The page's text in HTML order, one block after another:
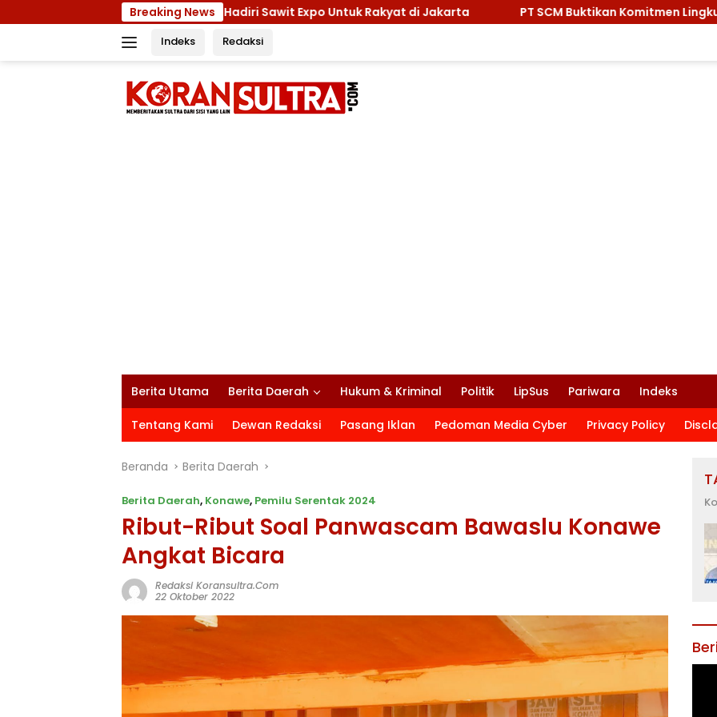
ke
Breaking News
Usai Hadiri Sawit Expo Untuk Rakyat di Jakarta PT SCM Buktikan Komitmen Lingkungan, Sabet
Indeks Redaksi
Berita Utama Berita Daerah Hukum & Kriminal Politik LipSus Pariwara Indeks
Tentang Kami Dewan Redaksi Pasang Iklan Pedoman Media Cyber Privacy Policy
Beranda Berita Daerah
Berita Daerah, Konawe, Pemilu Serentak 2024
Ribut-Ribut Soal Panwascam Bawaslu Konawe
Angkat Bicara
Redaksi Koransultra.com
22 Oktober 2022